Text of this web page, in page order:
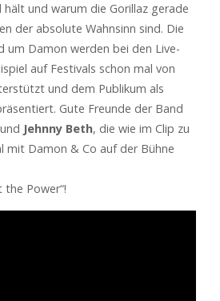
und warum die Gorillaz gerade
der absolute Wahnsinn sind. Die
um Damon werden bei den Live-
auf Festivals schon mal von
und dem Publikum als
Gute Freunde der Band
und Jehnny Beth, die wie im Clip zu
mit Damon & Co auf der Bühne
Power“!